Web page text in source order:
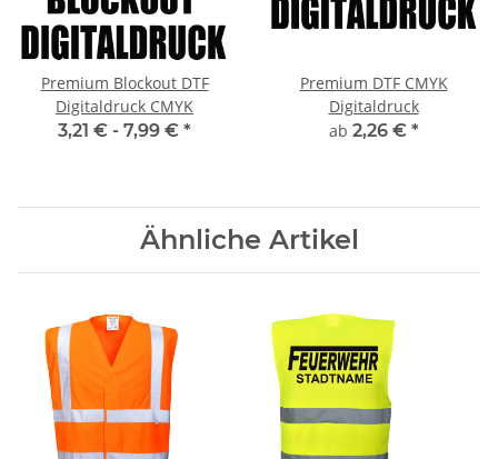
Premium Blockout DTF
Digitaldruck CMYK
3,21 € - 7,99 € *
Premium DTF CMYK
Digitaldruck
ab 2,26 € *
Ähnliche Artikel